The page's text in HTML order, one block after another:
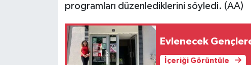
programları düzenlediklerini söyledi. (AA)
Evlenecek
İçeriği Görüntüle